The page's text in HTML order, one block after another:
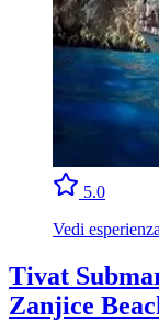
5.0
Vedi
Tivat
Zanjice